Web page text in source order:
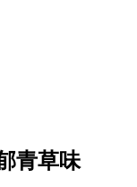
青草味